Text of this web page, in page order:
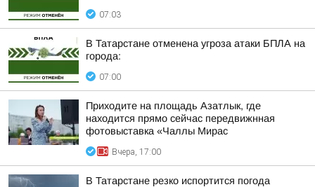
07:03
В Татарстане отменена угроза атаки БПЛА на
города:
07:00
Приходите на площадь Азатлык, где
находится прямо сейчас передвижнная
фотовыставка «Чаллы Мирас
Вчера, 17:00
В Татарстане резко испортится погода